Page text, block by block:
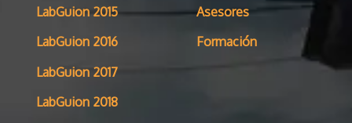
LabGuion 2015
LabGuion 2016
LabGuion 2017
LabGuion 2018
Asesores
Formación